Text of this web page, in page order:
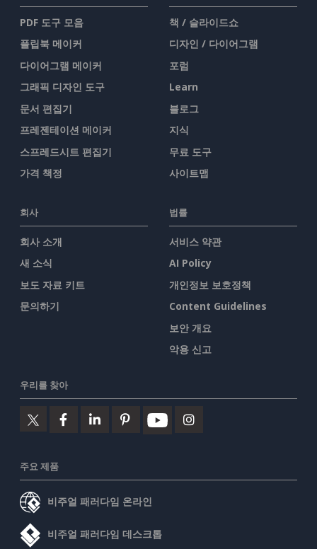
PDF 도구 모음
플립북 메이커
다이어그램 메이커
그래픽 디자인 도구
문서 편집기
프레젠테이션 메이커
스프레드시트 편집기
가격 책정
책 / 슬라이드쇼
디자인 / 다이어그램
포럼
Learn
블로그
지식
무료 도구
사이트맵
회사
회사 소개
새 소식
보도 자료 키트
문의하기
법률
서비스 약관
AI Policy
개인정보 보호정책
Content Guidelines
보안 개요
악용 신고
우리를 찾아
주요 제품
비주얼 패러다임 온라인
비주얼 패러다임 데스크톱